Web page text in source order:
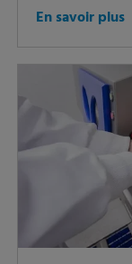
En savoir plus